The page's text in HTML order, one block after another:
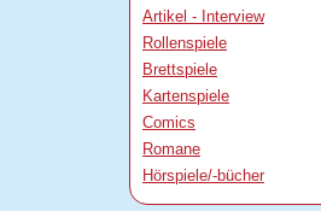
Artikel - Interview
Rollenspiele
Brettspiele
Kartenspiele
Comics
Romane
Hörspiele/-bücher